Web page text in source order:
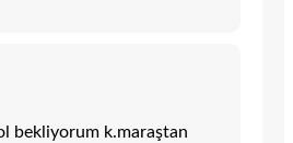
bekliyorum k.maraştan